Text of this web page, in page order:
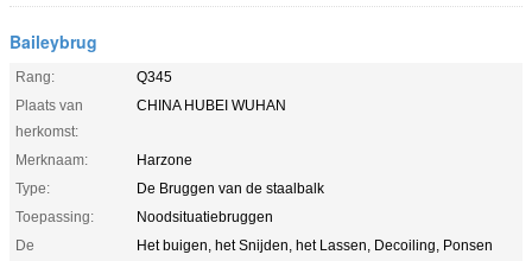
Baileybrug
Rang:
Q345
Plaats van
herkomst:
CHINA HUBEI WUHAN
Merknaam:
Harzone
Type:
De Bruggen van de staalbalk
Toepassing:
Noodsituatiebruggen
De
Het buigen, het Snijden, het Lassen, Decoiling, Ponsen